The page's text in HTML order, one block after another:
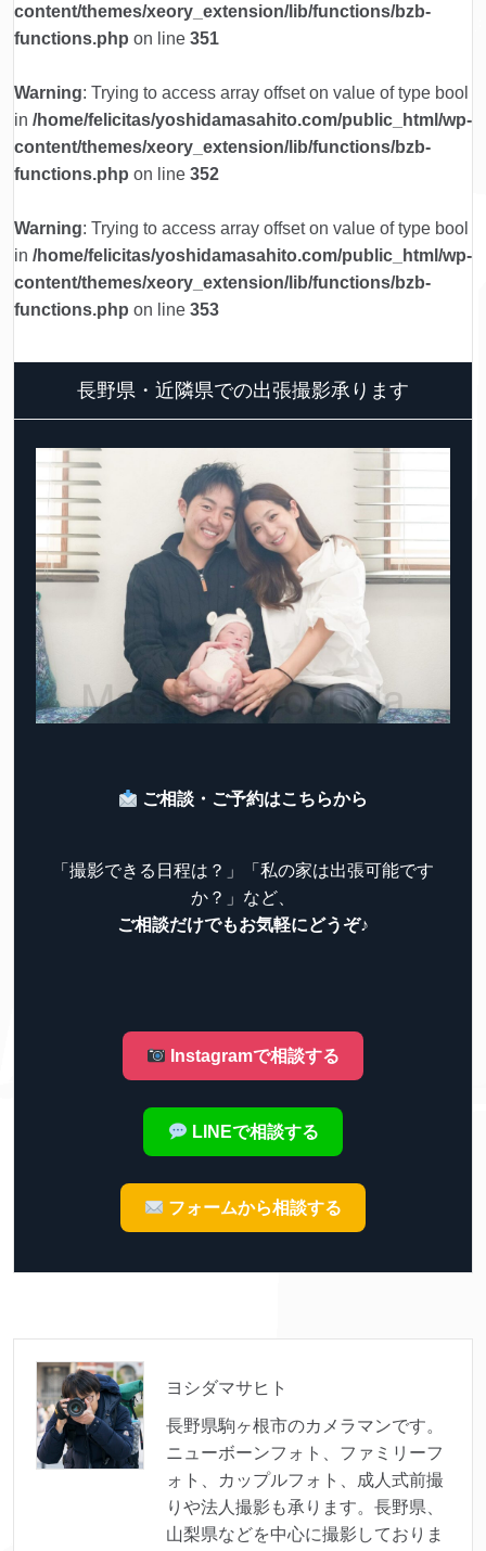
content/themes/xeory_extension/lib/functions/bzb-
functions.php on line 351
Warning: Trying to access array offset on value of type bool
in /home/felicitas/yoshidamasahito.com/public_html/wp-
content/themes/xeory_extension/lib/functions/bzb-
functions.php on line 352
Warning: Trying to access array offset on value of type bool
in /home/felicitas/yoshidamasahito.com/public_html/wp-
content/themes/xeory_extension/lib/functions/bzb-
functions.php on line 353
長野県・近隣県での出張撮影承ります
ご相談・ご予約はこちらから
「撮影できる日程は？」「私の家は出張可能です
か？」など、
ご相談だけでもお気軽にどうぞ♪
Instagramで相談する
LINEで相談する
フォームから相談する
ヨシダマサヒト
長野県駒ヶ根市のカメラマンです。
ニューボーンフォト、ファミリーフ
ォト、カップルフォト、成人式前撮
りや法人撮影も承ります。長野県、
山梨県などを中心に撮影しておりま